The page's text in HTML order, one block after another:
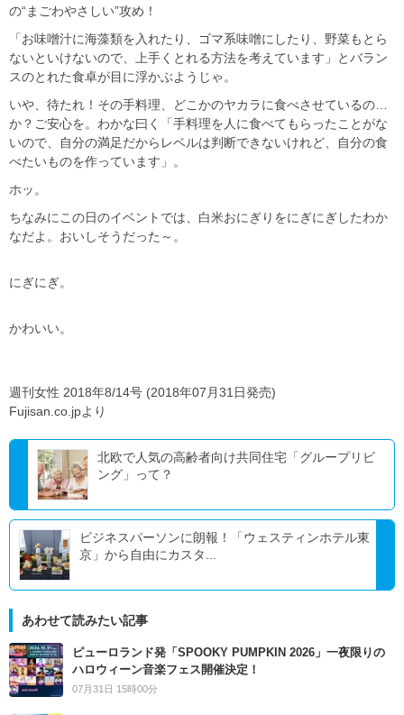
の“まごわやさしい”攻め！
「お味噌汁に海藻類を入れたり、ゴマ系味噌にしたり、野菜もとら
ないといけないので、上手くとれる方法を考えています」とバラン
スのとれた食卓が目に浮かぶようじゃ。
いや、待たれ！その手料理、どこかのヤカラに食べさせているの…
か？ご安心を。わかな曰く「手料理を人に食べてもらったことがな
いので、自分の満足だからレベルは判断できないけれど、自分の食
べたいものを作っています」。
ホッ。
ちなみにこの日のイベントでは、白米おにぎりをにぎにぎしたわか
なだよ。おいしそうだった～。
にぎにぎ。
かわいい。
週刊女性 2018年8/14号 (2018年07月31日発売)
Fujisan.co.jpより
北欧で人気の高齢者向け共同住宅「グループリビ
ング」って？
ビジネスパーソンに朗報！「ウェスティンホテル東
京」から自由にカスタ...
あわせて読みたい記事
ピューロランド発「SPOOKY PUMPKIN 2026」一夜限りの
ハロウィーン音楽フェス開催決定！
07月31日 15時00分